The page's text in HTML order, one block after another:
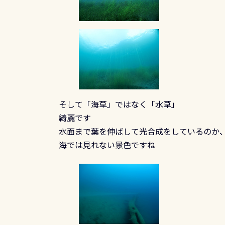
そして「海草」ではなく「水草」
綺麗です
水面まで葉を伸ばして光合成をしているのか
海では見れない景色ですね